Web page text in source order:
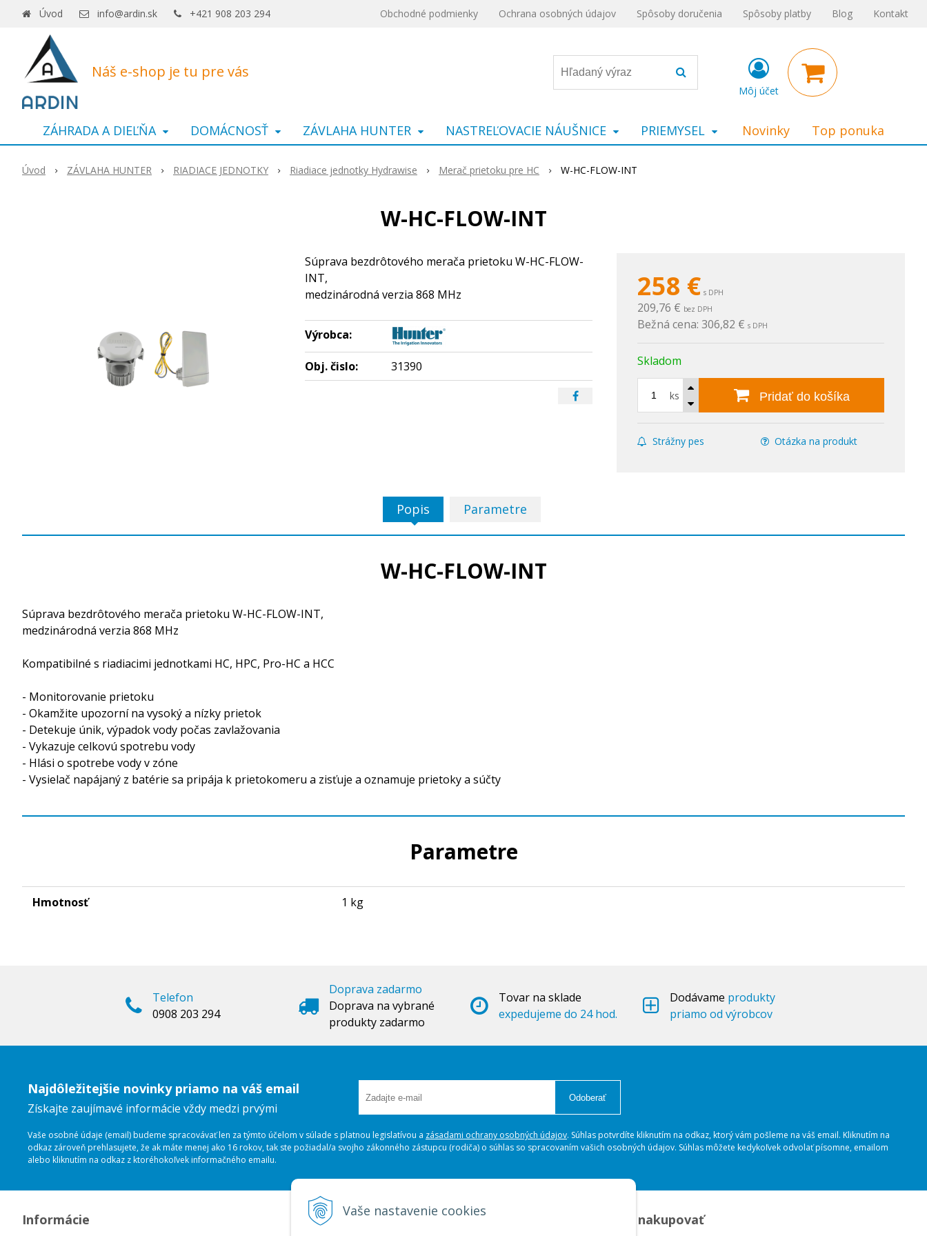
Vaše nastavenie cookies
Náš e-shop je tu pre vás
Úvod info@ardin.sk +421 908 203 294 Obchodné podmienky Ochrana osobných údajov Spôsoby doručenia Spôsoby platby Blog Kontakt
Môj účet
ZÁHRADA A DIEĽŇA DOMÁCNOSŤ ZÁVLAHA HUNTER NASTREĽOVACIE NÁUŠNICE PRIEMYSEL Novinky Top ponuka
Úvod ZÁVLAHA HUNTER RIADIACE JEDNOTKY Riadiace jednotky Hydrawise Merač prietoku pre HC W-HC-FLOW-INT
W-HC-FLOW-INT
258 € s DPH
209,76 € bez DPH
Bežná cena: 306,82 €s DPH
Skladom
ks Pridať do košíka
Strážny pes Otázka na produkt
Súprava bezdrôtového merača prietoku W-HC-FLOW-
INT,
medzinárodná verzia 868 MHz
Výrobca:
Obj. čislo: 31390
Popis Parametre
W-HC-FLOW-INT
Súprava bezdrôtového merača prietoku W-HC-FLOW-INT,
medzinárodná verzia 868 MHz
Kompatibilné s riadiacimi jednotkami HC, HPC, Pro-HC a HCC
- Monitorovanie prietoku
- Okamžite upozorní na vysoký a nízky prietok
- Detekuje únik, výpadok vody počas zavlažovania
- Vykazuje celkovú spotrebu vody
- Hlási o spotrebe vody v zóne
- Vysielač napájaný z batérie sa pripája k prietokomeru a zisťuje a oznamuje prietoky a súčty
Parametre
Hmotnosť 1 kg
Telefon
0908 203 294
Doprava zadarmo
Doprava na vybrané
produkty zadarmo
Tovar na sklade
expedujeme do 24 hod.
Dodávame produkty
priamo od výrobcov
Najdôležitejšie novinky priamo na váš email
Získajte zaujímavé informácie vždy medzi prvými
Odoberať
Vaše osobné údaje (email) budeme spracovávať len za týmto účelom v súlade s platnou legislatívou a zásadami ochrany osobných údajov. Súhlas potvrdíte kliknutím na odkaz, ktorý vám pošleme na váš email. Kliknutím na
odkaz zároveň prehlasujete, že ak máte menej ako 16 rokov, tak ste požiadal/a svojho zákonného zástupcu (rodiča) o súhlas so spracovaním vašich osobných údajov. Súhlas môžete kedykoľvek odvolať písomne, emailom
alebo kliknutím na odkaz z ktoréhokoľvek informačného emailu.
Informácie Spôsoby platby Ako nakupovať